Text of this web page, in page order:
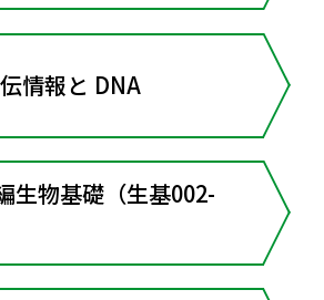
情報と DNA
生物基礎（生基002-